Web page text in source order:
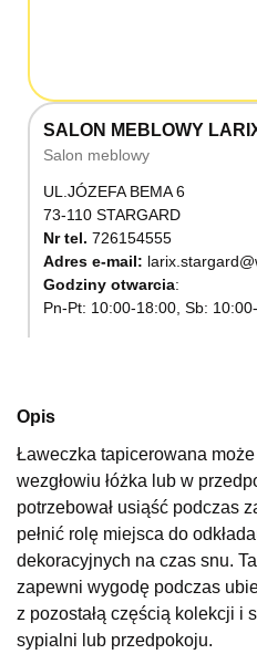
SALON MEBLOWY
Salon meblowy
UL.JÓZEFA BEMA 6
73-110 STARGARD
Nr tel. 726154555
Adres e-mail:
Godziny otwarcia
Pn-Pt: 10:00-18:00, Sb:
SALON MEBLOWY
Salon meblowy
UL.RZEMIEŚLNICZA 6
66-470 KOSTRZYN NAD
Nr tel.507103199
Godziny otwarcia
Pn-Pt: 10:00-18:00, Sb:
Opis
Ławeczka tapicerowana
wezgłowiu łóżka lub w
potrzebował usiąść podczas
pełnić rolę miejsca do
dekoracyjnych na czas snu.
zapewni wygodę podczas
z pozostałą częścią kolekcji i
sypialni lub przedpokoju.